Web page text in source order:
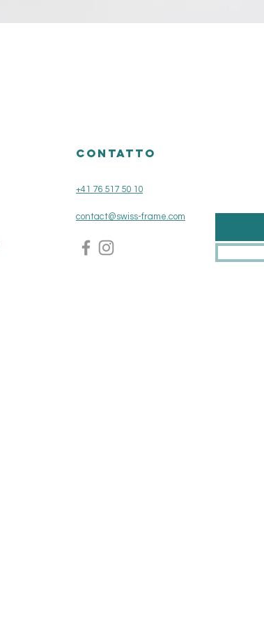
CONTATTO
+41 76 517 50 10
contact@swiss-frame.com